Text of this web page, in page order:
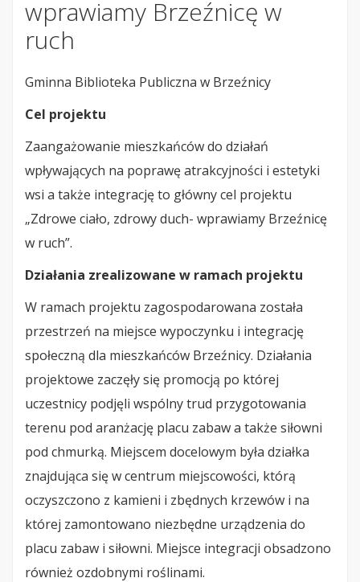
wprawiamy Brzeźnicę w
ruch
Gminna Biblioteka Publiczna w Brzeźnicy
Cel projektu
Zaangażowanie mieszkańców do działań
wpływających na poprawę atrakcyjności i estetyki
wsi a także integrację to główny cel projektu
„Zdrowe ciało, zdrowy duch- wprawiamy Brzeźnicę
w ruch”.
Działania zrealizowane w ramach projektu
W ramach projektu zagospodarowana została
przestrzeń na miejsce wypoczynku i integrację
społeczną dla mieszkańców Brzeźnicy. Działania
projektowe zaczęły się promocją po której
uczestnicy podjęli wspólny trud przygotowania
terenu pod aranżację placu zabaw a także siłowni
pod chmurką. Miejscem docelowym była działka
znajdująca się w centrum miejscowości, którą
oczyszczono z kamieni i zbędnych krzewów i na
której zamontowano niezbędne urządzenia do
placu zabaw i siłowni. Miejsce integracji obsadzono
również ozdobnymi roślinami.